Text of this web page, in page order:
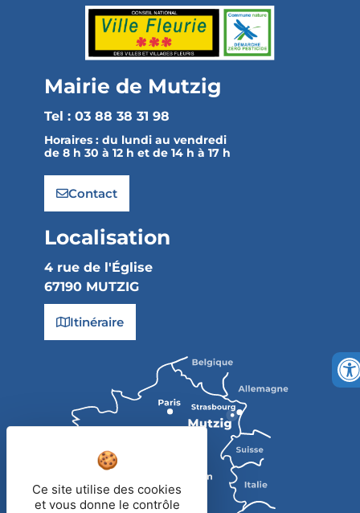
Mairie de Mutzig
Tel : 03 88 38 31 98
Horaires : du lundi au vendredi
de 8 h 30 à 12 h et de 14 h à 17 h
Contact
Localisation
4 rue de l'Église
67190 MUTZIG
Itinéraire
Ce site utilise des cookies
et vous donne le contrôle